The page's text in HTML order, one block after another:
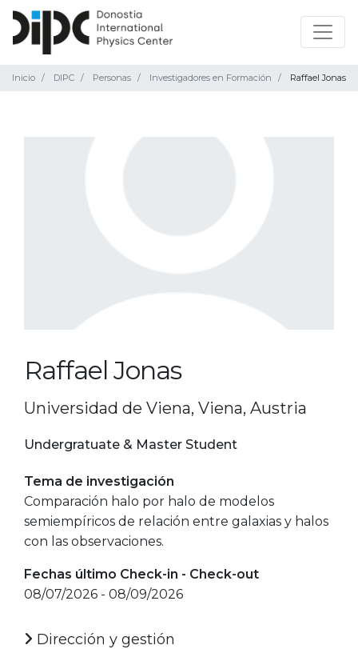
Inicio DIPC Personas Investigadores en Formación Raffael Jonas
Raffael Jonas
Universidad de Viena, Viena, Austria
Undergratuate & Master Student
Tema de investigación
Comparación halo por halo de modelos
semiempíricos de relación entre galaxias y halos
con las observaciones.
Fechas último Check-in - Check-out
08/07/2026 - 08/09/2026
Dirección y gestión